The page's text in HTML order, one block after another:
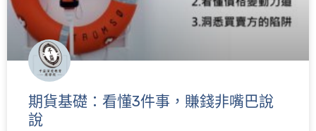
期貨基礎：看懂3件事，賺錢非嘴巴說
說